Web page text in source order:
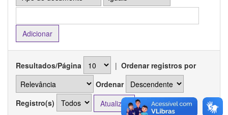
Resultados/Página | Ordenar registros por
Ordenar
Registro(s)